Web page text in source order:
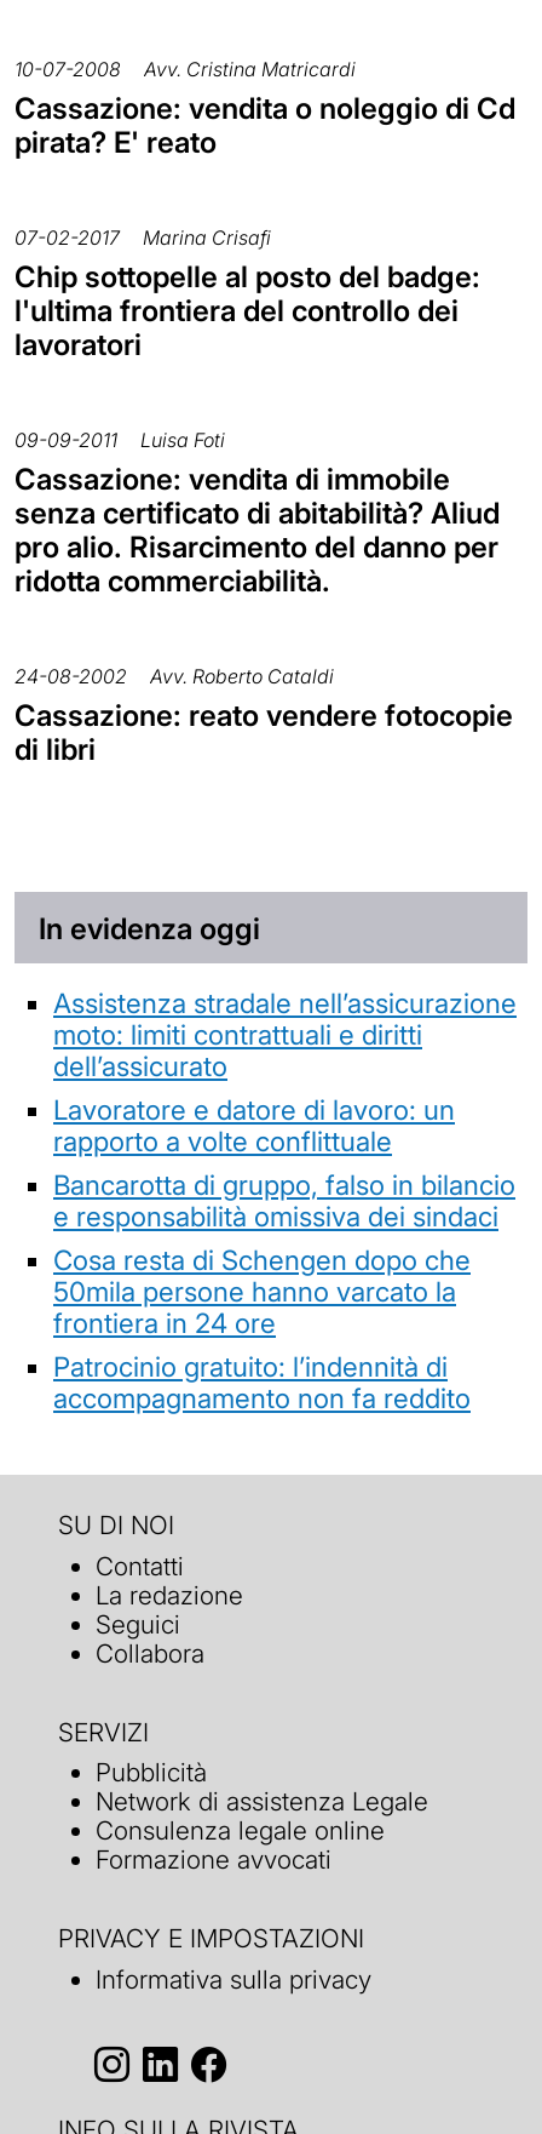
10-07-2008 Avv. Cristina Matricardi
Cassazione: vendita o noleggio di Cd
pirata? E' reato
07-02-2017 Marina Crisafi
Chip sottopelle al posto del badge:
l'ultima frontiera del controllo dei
lavoratori
09-09-2011 Luisa Foti
Cassazione: vendita di immobile
senza certificato di abitabilità? Aliud
pro alio. Risarcimento del danno per
ridotta commerciabilità.
24-08-2002 Avv. Roberto Cataldi
Cassazione: reato vendere fotocopie
di libri
In evidenza oggi
Assistenza stradale nell’assicurazione
moto: limiti contrattuali e diritti
dell’assicurato
Lavoratore e datore di lavoro: un
rapporto a volte conflittuale
Bancarotta di gruppo, falso in bilancio
e responsabilità omissiva dei sindaci
Cosa resta di Schengen dopo che
50mila persone hanno varcato la
frontiera in 24 ore
Patrocinio gratuito: l’indennità di
accompagnamento non fa reddito
SU DI NOI
Contatti
La redazione
Seguici
Collabora
SERVIZI
Pubblicità
Network di assistenza Legale
Consulenza legale online
Formazione avvocati
PRIVACY E IMPOSTAZIONI
Informativa sulla privacy